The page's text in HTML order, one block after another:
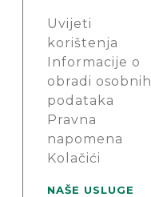
Uvijeti
korištenja
Informacije o
obradi osobnih
podataka
Pravna
napomena
Kolačići
NAŠE USLUGE